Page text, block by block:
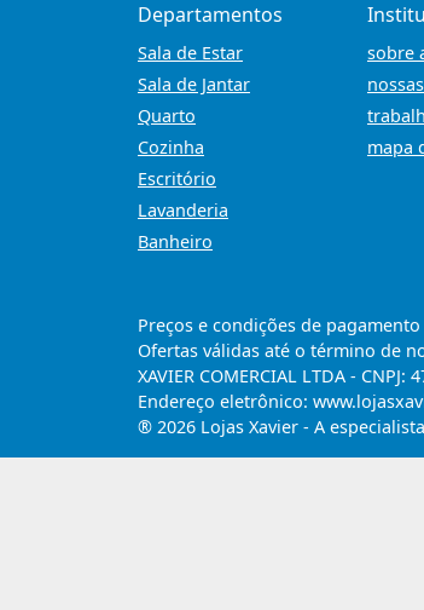
Departamentos
Sala de Estar
Sala de Jantar
Quarto
Cozinha
Escritório
Lavanderia
Banheiro
sobre
mapa
Preços e condições de
Ofertas válidas até o término de
XAVIER COMERCIAL LTDA -
Endereço eletrônico:
® 2026 Lojas Xavier - A